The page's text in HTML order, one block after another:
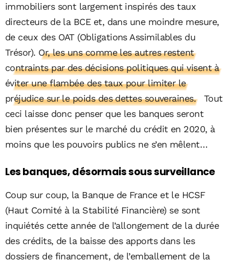
immobiliers sont largement inspirés des taux
directeurs de la BCE et, dans une moindre mesure,
de ceux des OAT (Obligations Assimilables du
Trésor). Or, les uns comme les autres restent
contraints par des décisions politiques qui visent à
éviter une flambée des taux pour limiter le
préjudice sur le poids des dettes souveraines.
Tout
ceci laisse donc penser que les banques seront
bien présentes sur le marché du crédit en 2020, à
moins que les pouvoirs publics ne s’en mêlent…
Les banques, désormais sous surveillance
Coup sur coup, la Banque de France et le HCSF
(Haut Comité à la Stabilité Financière) se sont
inquiétés cette année de l’allongement de la durée
des crédits, de la baisse des apports dans les
dossiers de financement, de l’emballement de la